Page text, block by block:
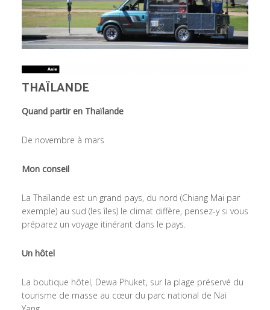
THAÏLANDE
Quand partir en Thaïlande
De novembre à mars
Mon conseil
La Thaïlande est un grand pays, du nord (Chiang Mai par
exemple) au sud (les îles) le climat diffère, pensez-y si vous
préparez un voyage itinérant dans le pays.
Un hôtel
La boutique hôtel, Dewa Phuket, sur la plage préservé du
tourisme de masse au cœur du parc national de Nai